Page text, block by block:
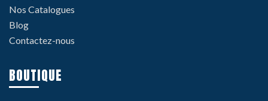
Nos Catalogues
Blog
Contactez-nous
BOUTIQUE